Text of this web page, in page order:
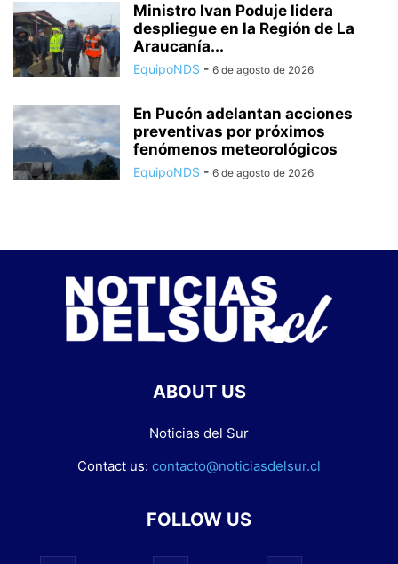
Ministro Ivan Poduje lidera
despliegue en la Región de La
Araucanía...
EquipoNDS - 6 de agosto de 2026
En Pucón adelantan acciones
preventivas por próximos
fenómenos meteorológicos
EquipoNDS - 6 de agosto de 2026
ABOUT US
Noticias del Sur
Contact us: contacto@noticiasdelsur.cl
FOLLOW US